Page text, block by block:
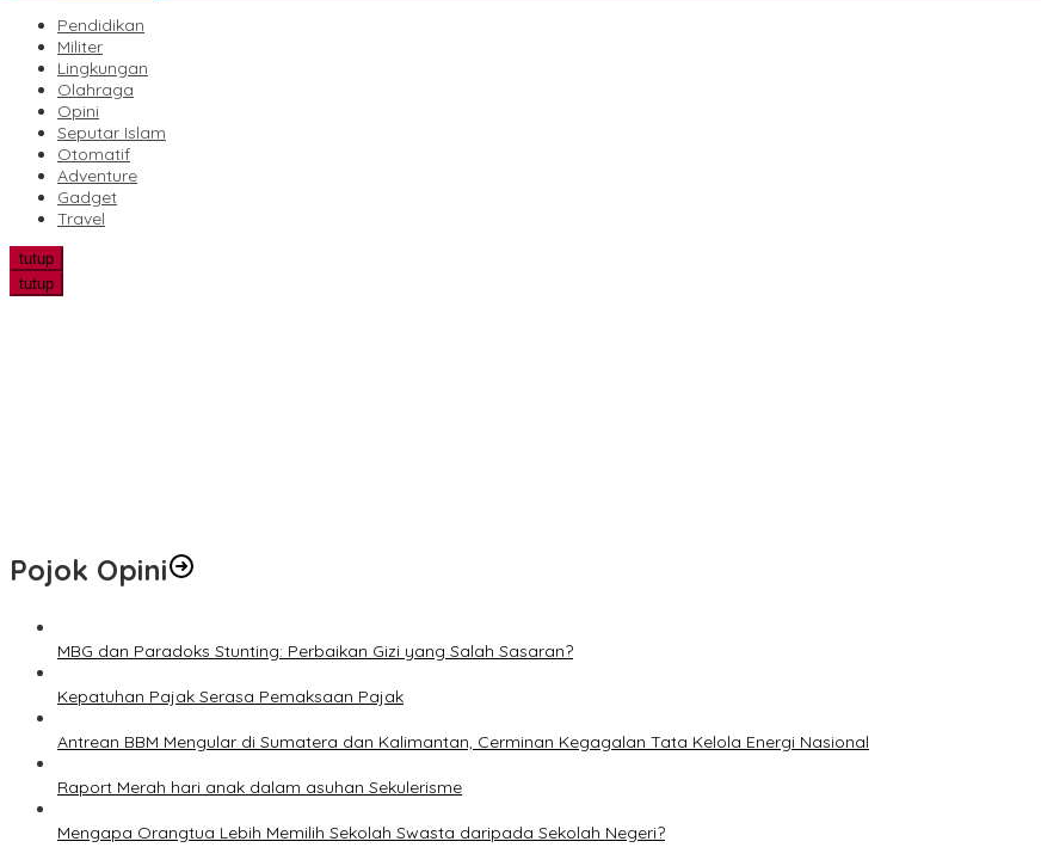
Pendidikan
Militer
Lingkungan
Olahraga
Opini
Seputar Islam
Otomatif
Adventure
Gadget
Travel
tutup
tutup
Pojok Opini
MBG dan Paradoks Stunting: Perbaikan Gizi yang Salah Sasaran?
Kepatuhan Pajak Serasa Pemaksaan Pajak
Antrean BBM Mengular di Sumatera dan Kalimantan, Cerminan Kegagalan Tata Kelola Energi Nasional
Raport Merah hari anak dalam asuhan Sekulerisme
Mengapa Orangtua Lebih Memilih Sekolah Swasta daripada Sekolah Negeri?